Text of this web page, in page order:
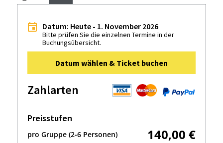
Datum: Heute - 1. November 2026
Bitte prüfen Sie die einzelnen Termine in der
Buchungsübersicht.
Datum wählen & Ticket buchen
Zahlarten
Preisstufen
pro Gruppe (2-6 Personen) 140,00 €